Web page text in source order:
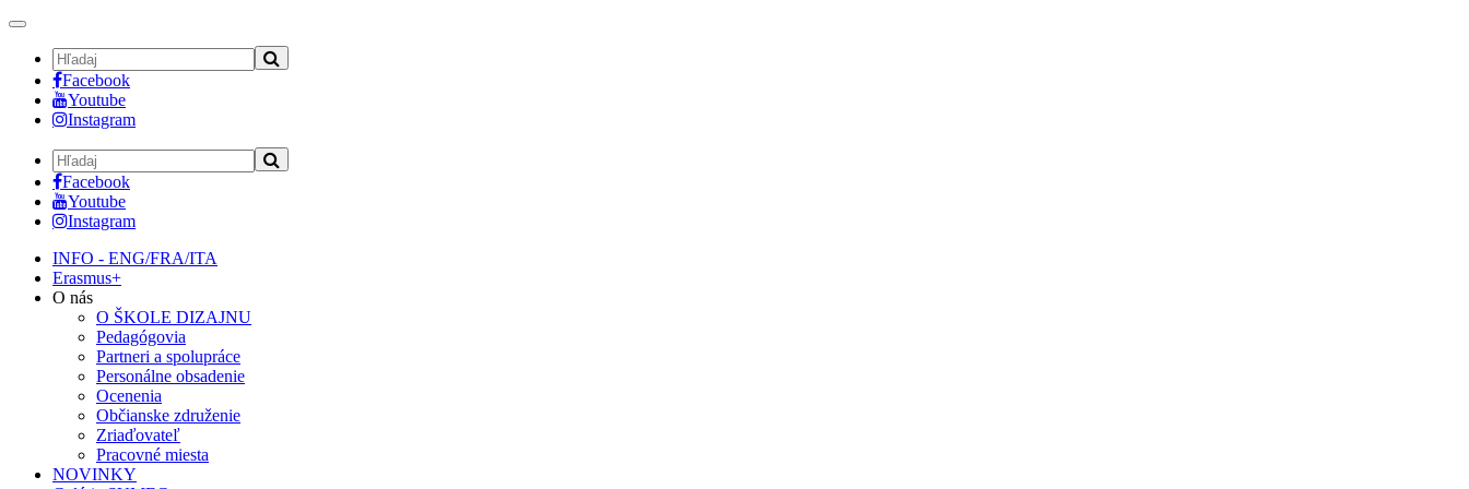
Toggle
navigation
Facebook
Youtube
Instagram
Facebook
Youtube
Instagram
INFO - ENG/FRA/ITA
Erasmus+
O nás
O ŠKOLE DIZAJNU
Pedagógovia
Partneri a spolupráce
Personálne obsadenie
Ocenenia
Občianske združenie
Zriaďovateľ
Pracovné miesta
NOVINKY